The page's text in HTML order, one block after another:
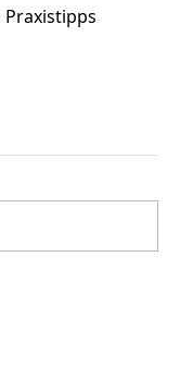
Praxistipps